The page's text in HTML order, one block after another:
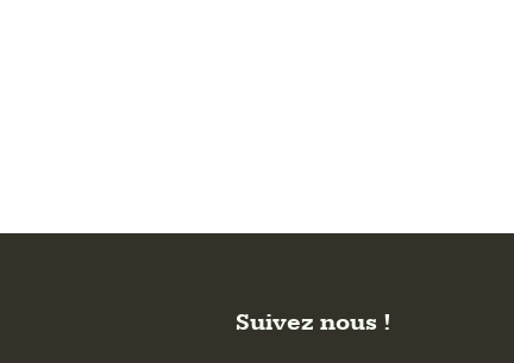
Suivez nous !